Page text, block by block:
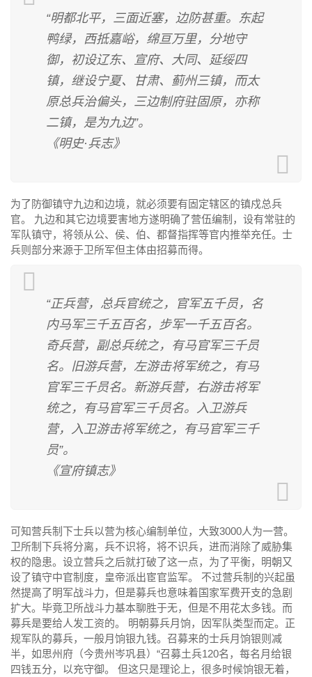
“明都北平，三面近塞，边防甚重。东起
鸭绿，西抵嘉峪，绵亘万里，分地守
御，初设辽东、宣府、大同、延绥四
镇，继设宁夏、甘肃、蓟州三镇，而太
原总兵治偏头，三边制府驻固原，亦称
二镇，是为九边”。
《明史·兵志》
为了防御镇守九边和边境，就必须要有固定辖区的镇戍总兵
官。 九边和其它边境要害地方遂明确了营伍编制，设有常驻的
军队镇守，将领从公、侯、伯、都督指挥等官内推举充任。士
兵则部分来源于卫所军但主体由招募而得。
“正兵营，总兵官统之，官军五千员，名
内马军三千五百名，步军一千五百名。
奇兵营，副总兵统之，有马官军三千员
名。旧游兵营，左游击将军统之，有马
官军三千员名。新游兵营，右游击将军
统之，有马官军三千员名。入卫游兵
营，入卫游击将军统之，有马官军三千
员”。
《宣府镇志》
可知营兵制下士兵以营为核心编制单位，大致3000人为一营。
卫所制下兵将分离，兵不识将，将不识兵，进而消除了威胁集
权的隐患。设立营兵之后就打破了这一点，为了平衡，明朝又
设了镇守中官制度，皇帝派出宦官监军。 不过营兵制的兴起虽
然提高了明军战斗力，但是募兵也意味着国家军费开支的急剧
扩大。毕竟卫所战斗力基本聊胜于无，但是不用花太多钱。而
募兵是要给人发工资的。 明朝募兵月饷，因军队类型而定。正
规军队的募兵，一般月饷银九钱。召募来的士兵月饷银则减
半，如思州府（今贵州岑巩县）“召募土兵120名，每名月给银
四钱五分，以充守御。 但这只是理论上，很多时候饷银无着，